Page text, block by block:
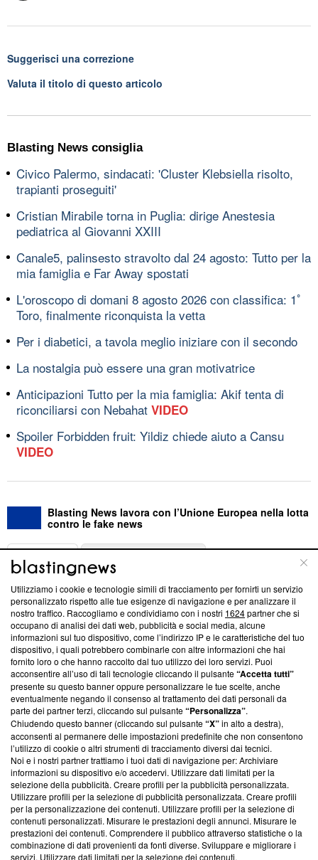
Suggerisci una correzione
Valuta il titolo di questo articolo
Blasting News consiglia
Civico Palermo, sindacati: 'Cluster Klebsiella risolto,
trapianti proseguiti'
Cristian Mirabile torna in Puglia: dirige Anestesia
pediatrica al Giovanni XXIII
Canale5, palinsesto stravolto dal 24 agosto: Tutto per la
mia famiglia e Far Away spostati
L'oroscopo di domani 8 agosto 2026 con classifica: 1ﾟ
Toro, finalmente riconquista la vetta
Per i diabetici, a tavola meglio iniziare con il secondo
La nostalgia può essere una gran motivatrice
Anticipazioni Tutto per la mia famiglia: Akif tenta di
riconciliarsi con Nebahat VIDEO
Spoiler Forbidden fruit: Yildiz chiede aiuto a Cansu
VIDEO
Blasting News lavora con l’Unione Europea nella lotta
contro le fake news
ABOUT
Questa sezione offre informazioni trasparenti su Blasting
News, sui nostri processi editoriali e su come ci impegniamo a
creare news di qualità. Inoltre, afferma la nostra aderenza a
‘Trust Project - News with Integrity’Blasting News non è
ancora membro del programma, ma ha richiesto di farne
parte; Trust Project non ha ancora effettuato una verifica di
conformità agli standard.
Su di noi
Team editoriale
Corporate
Redazione
Informativa Privacy
Cookie Policy
Utilizziamo i cookie e tecnologie simili di tracciamento per fornirti un servizio
personalizzato rispetto alle tue esigenze di navigazione e per analizzare il
nostro traffico. Raccogliamo e condividiamo con i nostri 1624partner che si
occupano di analisi dei dati web, pubblicità e social media, alcune
informazioni sul tuo dispositivo, come l’indirizzo IP e le caratteristiche del tuo
dispositivo, i quali potrebbero combinarle con altre informazioni che hai
fornito loro o che hanno raccolto dal tuo utilizzo dei loro servizi. Puoi
acconsentire all’uso di tali tecnologie cliccando il pulsante“Accetta tutti”
presente su questo banner oppure personalizzare le tue scelte, anche
eventualmente negando il consenso al trattamento dei dati personali da
parte dei partner terzi, cliccando sul pulsante“Personalizza”.
Chiudendo questo banner (cliccando sul pulsante“X”in alto a destra),
acconsenti al permanere delle impostazioni predefinite che non consentono
l’utilizzo di cookie o altri strumenti di tracciamento diversi dai tecnici.
Noi e i nostri partner trattiamo i tuoi dati di navigazione per: Archiviare
informazioni su dispositivo e/o accedervi. Utilizzare dati limitati per la
selezione della pubblicità. Creare profili per la pubblicità personalizzata.
Utilizzare profili per la selezione di pubblicità personalizzata. Creare profili
per la personalizzazione dei contenuti. Utilizzare profili per la selezione di
contenuti personalizzati. Misurare le prestazioni degli annunci. Misurare le
prestazioni dei contenuti. Comprendere il pubblico attraverso statistiche o la
combinazione di dati provenienti da fonti diverse. Sviluppare e migliorare i
servizi. Utilizzare dati limitati per la selezione dei contenuti.